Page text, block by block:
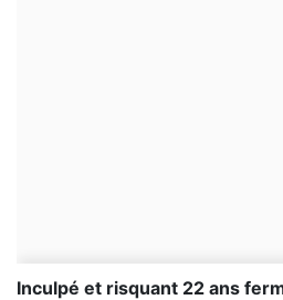
Inculpé et risquant 22 ans